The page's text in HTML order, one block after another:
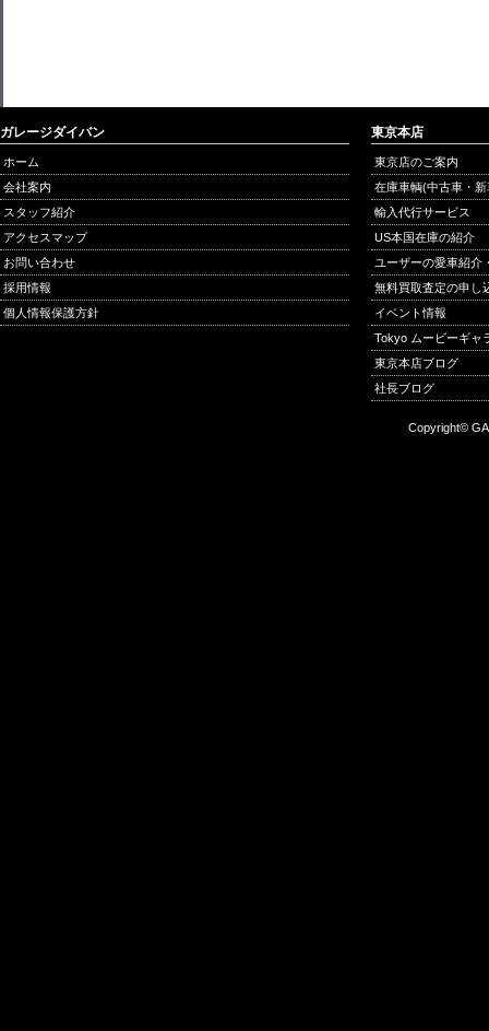
ガレージダイバン
ホーム
会社案内
スタッフ紹介
アクセスマップ
お問い合わせ
採用情報
個人情報保護方針
東京本店
東京店のご案内
在庫車輌(中古車・
輸入代行サービス
US本国在庫の紹介
ユーザーの愛車紹介
無料買取査定の申し
イベント情報
Tokyo ムービーギャ
東京本店ブログ
社長ブログ
Copyright©